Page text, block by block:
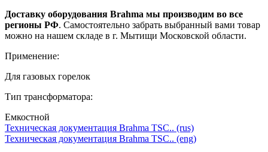
Доставку оборудования Brahma мы производим во все
регионы РФ. Самостоятельно забрать выбранный вами товар
можно на нашем складе в г. Мытищи Московской области.
Применение:
Для газовых горелок
Тип трансформатора:
Емкостной
Техническая документация Brahma TSC.. (rus)
Техническая документация Brahma TSC.. (eng)